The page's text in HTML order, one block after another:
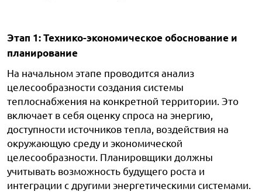
Этап 1: Технико-экономическое обоснование и
планирование
На начальном этапе проводится анализ
целесообразности создания системы
теплоснабжения на конкретной территории. Это
включает в себя оценку спроса на энергию,
доступности источников тепла, воздействия на
окружающую среду и экономической
целесообразности. Планировщики должны
учитывать возможность будущего роста и
интеграции с другими энергетическими системами.